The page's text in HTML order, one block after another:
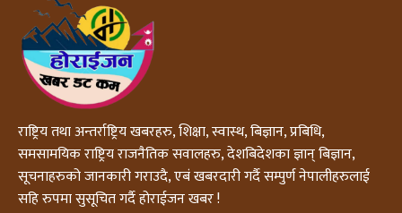
राष्ट्रिय तथा अन्तर्राष्ट्रिय खबरहरु, शिक्षा, स्वास्थ, बिज्ञान, प्रबिधि,
समसामयिक राष्ट्रिय राजनैतिक सवालहरु, देशबिदेशका ज्ञान् बिज्ञान,
सूचनाहरुको जानकारी गराउदै, एबं खबरदारी गर्दै सम्पुर्ण नेपालीहरुलाई
सहि रुपमा सुसूचित गर्दै होराईजन खबर !